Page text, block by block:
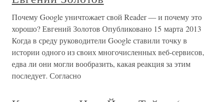
Почему Google уничтожает свой Reader — и почему это
хорошо? Евгений Золотов Опубликовано 15 марта 2013
Когда в среду руководители Google ставили точку в
истории одного из своих многочисленных веб-сервисов,
едва ли они могли вообразить, какая реакция за этим
последует. Согласно